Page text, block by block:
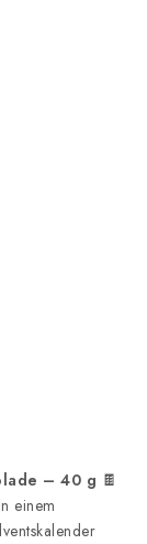
– 40 g 🍫
einem